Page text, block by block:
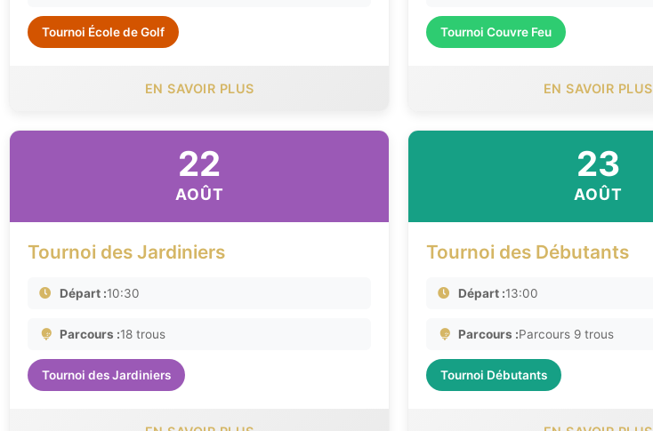
Tournoi École de Golf
EN SAVOIR PLUS
Tournoi Couvre Feu
EN SAVOIR PLUS
22
AOÛT
Tournoi des Jardiniers
Départ :10:30
Parcours :18 trous
Tournoi des Jardiniers
23
AOÛT
Tournoi des Débutants
Départ :13:00
Parcours :Parcours 9 trous
Tournoi Débutants